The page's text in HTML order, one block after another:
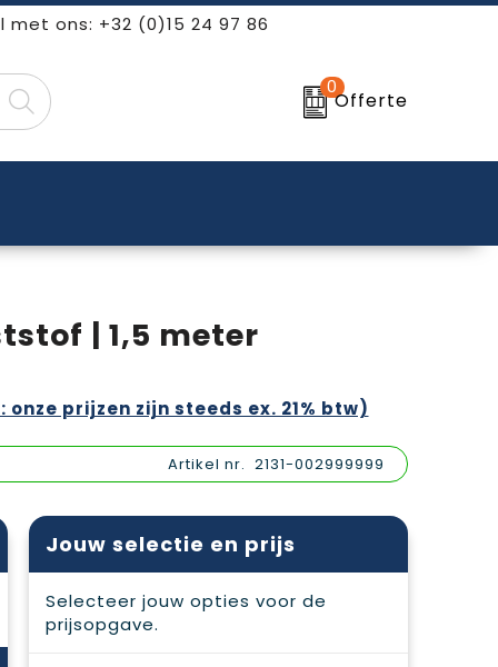
met ons: +32 (0)15 24 97 86
0
Offerte
| 1,5 meter
prijzen zijn steeds ex. 21% btw)
Artikel nr. 2131-002999999
Jouw selectie en prijs
Selecteer jouw opties voor de
prijsopgave.